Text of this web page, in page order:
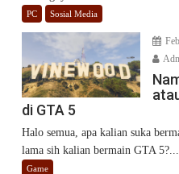
PC Sosial Media
di GTA 5
Halo semua, apa kalian suka
lama sih kalian bermain GTA 5?...
Game